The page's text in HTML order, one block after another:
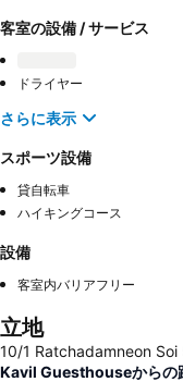
客室の設備 / サービス
ドライヤー
さらに表示
スポーツ設備
貸自転車
ハイキングコース
設備
客室内バリアフリー
立地
10/1 Ratchadamneon
Kavil Guesthouseからの